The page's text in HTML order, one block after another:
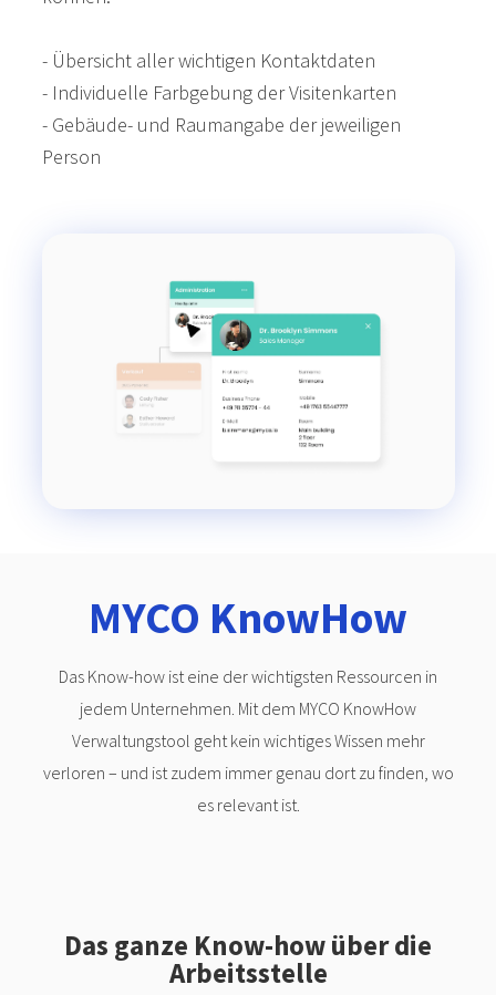
- Übersicht aller wichtigen Kontaktdaten
- Individuelle Farbgebung der Visitenkarten
- Gebäude- und Raumangabe der jeweiligen
Person
MYCO KnowHow
Das Know-how ist eine der wichtigsten Ressourcen in
jedem Unternehmen. Mit dem MYCO KnowHow
Verwaltungstool geht kein wichtiges Wissen mehr
verloren – und ist zudem immer genau dort zu finden, wo
es relevant ist.
Das ganze Know-how über die
Arbeitsstelle